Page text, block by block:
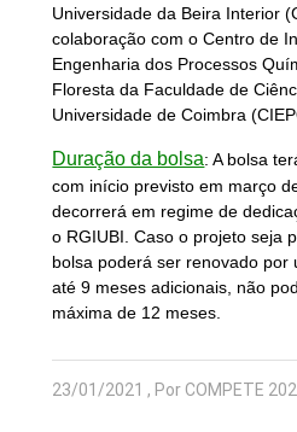
Universidade da Beira Interior
colaboração com o Centro de
Engenharia dos Processos
Floresta da Faculdade de
Universidade de Coimbra
Duração da bolsa: A bolsa
com início previsto em março
decorrerá em regime de
o RGIUBI. Caso o projeto seja
bolsa poderá ser renovado por
até 9 meses adicionais, não
máxima de 12 meses.
23/01/2021 , Por COMPETE